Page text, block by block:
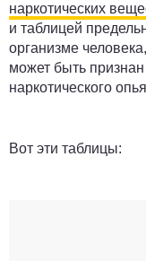
наркотических
и таблицей
организме
может быть
наркотического
Вот эти таблицы: